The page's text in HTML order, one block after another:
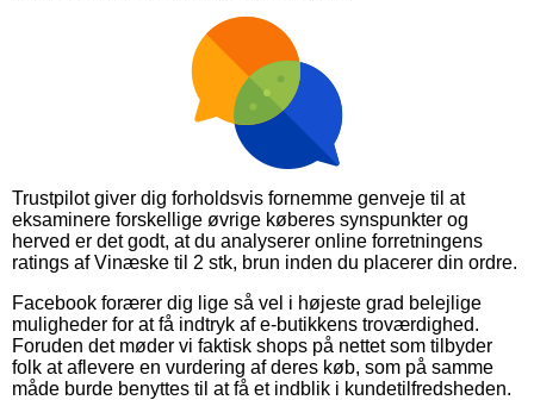
Trustpilot giver dig forholdsvis fornemme genveje til at
eksaminere forskellige øvrige køberes synspunkter og
herved er det godt, at du analyserer online forretningens
ratings af Vinæske til 2 stk, brun inden du placerer din ordre.
Facebook forærer dig lige så vel i højeste grad belejlige
muligheder for at få indtryk af e-butikkens troværdighed.
Foruden det møder vi faktisk shops på nettet som tilbyder
folk at aflevere en vurdering af deres køb, som på samme
måde burde benyttes til at få et indblik i kundetilfredsheden.